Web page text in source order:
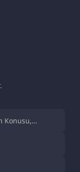
Konusu,